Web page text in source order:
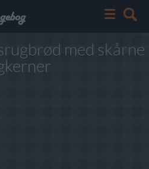
med skårne